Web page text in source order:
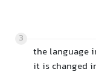
3
the language
it is changed